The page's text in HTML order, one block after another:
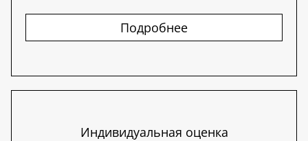
Подробнее
Индивидуальная оценка